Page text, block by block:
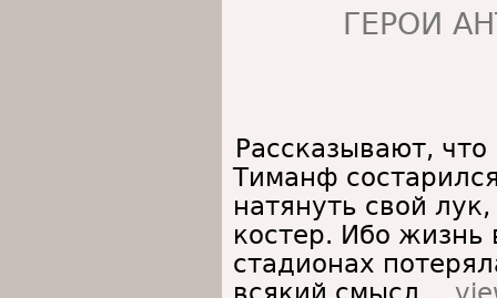
ГЕРОИ
Рассказывают,
Тиманф
натянуть свой
костер. Ибо жизнь
стадионах